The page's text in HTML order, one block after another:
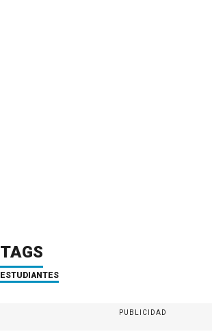
TAGS
ESTUDIANTES
PUBLICIDAD